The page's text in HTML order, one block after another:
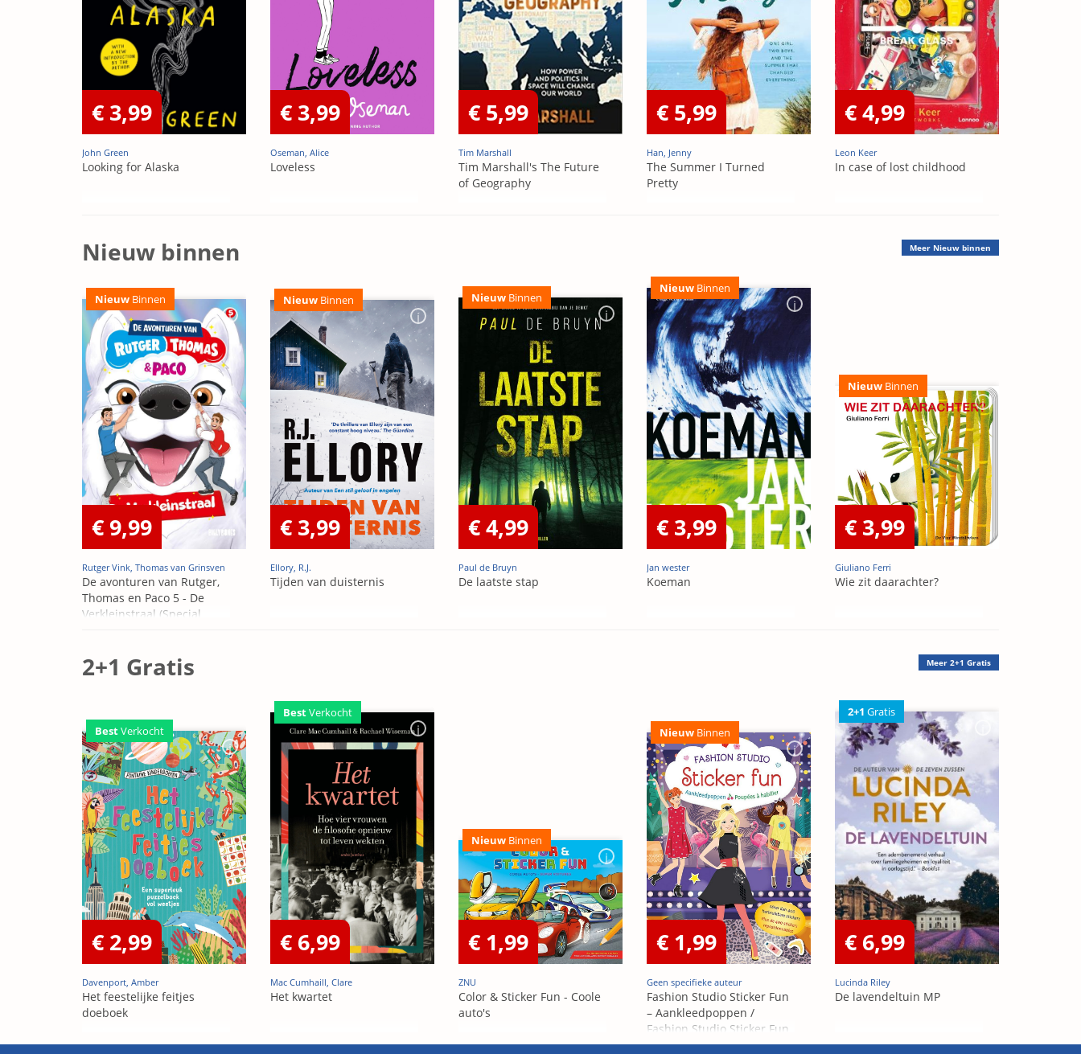
€ 3,99
John Green
Looking for Alaska
€ 3,99
Oseman, Alice
Loveless
€ 5,99
Tim Marshall
Tim Marshall's The Future
of Geography
€ 5,99
Han, Jenny
The Summer I Turned
Pretty
€ 4,99
Leon Keer
In case of lost childhood
Nieuw binnen Meer Nieuw binnen
Nieuw Binnen
€ 9,99
Rutger Vink, Thomas van Grinsven
De avonturen van Rutger,
Thomas en Paco 5 - De
Verkleinstraal (Special
Nieuw Binnen
€ 3,99
Ellory, R.J.
Tijden van duisternis
Nieuw Binnen
€ 4,99
Paul de Bruyn
De laatste stap
Nieuw Binnen
€ 3,99
Jan wester
Koeman
Nieuw Binnen
€ 3,99
Giuliano Ferri
Wie zit daarachter?
2+1 Gratis Meer 2+1 Gratis
BestVerkocht
€ 2,99
Davenport, Amber
Het feestelijke feitjes
doeboek
BestVerkocht
€ 6,99
Mac Cumhaill, Clare
Het kwartet
Nieuw Binnen
€ 1,99
ZNU
Color & Sticker Fun - Coole
auto's
Nieuw Binnen
€ 1,99
Geen specifieke auteur
Fashion Studio Sticker Fun
– Aankleedpoppen /
Fashion Studio Sticker Fun
– Poupées Á habiller
2+1 Gratis
€ 6,99
Lucinda Riley
De lavendeltuin MP